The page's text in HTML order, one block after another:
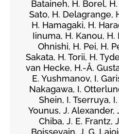
Bataineh, H. Borel,
Sato, H. Delagrange,
H. Hamagaki, H.
Iinuma, H. Kanou, H.
Ohnishi, H. Pei, H.
Sakata, H. Torii, H.
van Hecke, H.-Å.
E. Yushmanov, I.
Nakagawa, I.
Shein, I. Tserruya,
Younus, J. Alexander,
Chiba, J. E. Frantz,
Boissevain, J. G.